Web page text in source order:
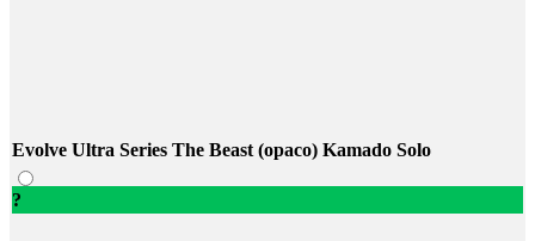
Evolve Ultra Series The Beast (opaco) Kamado Solo
?